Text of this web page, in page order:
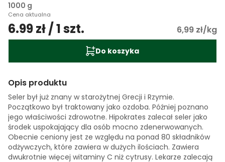
1000 g
Cena aktualna
6.99 zł / 1 szt. 6,99 zł/kg
Do koszyka
Opis produktu
Seler był już znany w starożytnej Grecji i Rzymie.
Początkowo był traktowany jako ozdoba. Później poznano
jego właściwości zdrowotne. Hipokrates zalecał seler jako
środek uspokajający dla osób mocno zdenerwowanych.
Obecnie ceniony jest ze względu na ponad 80 składników
odżywczych, które zawiera w dużych ilościach. Zawiera
dwukrotnie więcej witaminy C niż cytrusy. Lekarze zalecają